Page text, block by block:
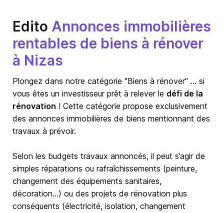
Edito Annonces immobilières
rentables de biens à rénover
à Nizas
Plongez dans notre catégorie "Biens à rénover" … si
vous êtes un investisseur prêt à relever le défi de la
rénovation ! Cette catégorie propose exclusivement
des annonces immobilières de biens mentionnant des
travaux à prévoir.
Selon les budgets travaux annoncés, il peut s’agir de
simples réparations ou rafraîchissements (peinture,
changement des équipements sanitaires,
décoration…) ou des projets de rénovation plus
conséquents (électricité, isolation, changement